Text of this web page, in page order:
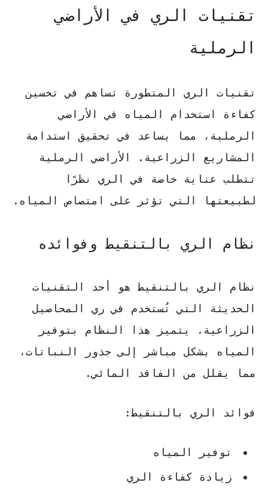
تقنيات الري في الأراضي
الرملية
تقنيات الري المتطورة تساهم في تحسين
كفاءة استخدام المياه في الأراضي
الرملية، مما يساعد في تحقيق استدامة
المشاريع الزراعية. الأراضي الرملية
تتطلب عناية خاصة في الري نظرًا
لطبيعتها التي تؤثر على امتصاص المياه.
نظام الري بالتنقيط وفوائده
نظام الري بالتنقيط هو أحد التقنيات
الحديثة التي تُستخدم في ري المحاصيل
الزراعية. يتميز هذا النظام بتوفير
المياه بشكل مباشر إلى جذور النباتات،
مما يقلل من الفاقد المائي.
فوائد الري بالتنقيط:
توفير المياه
زيادة كفاءة الري